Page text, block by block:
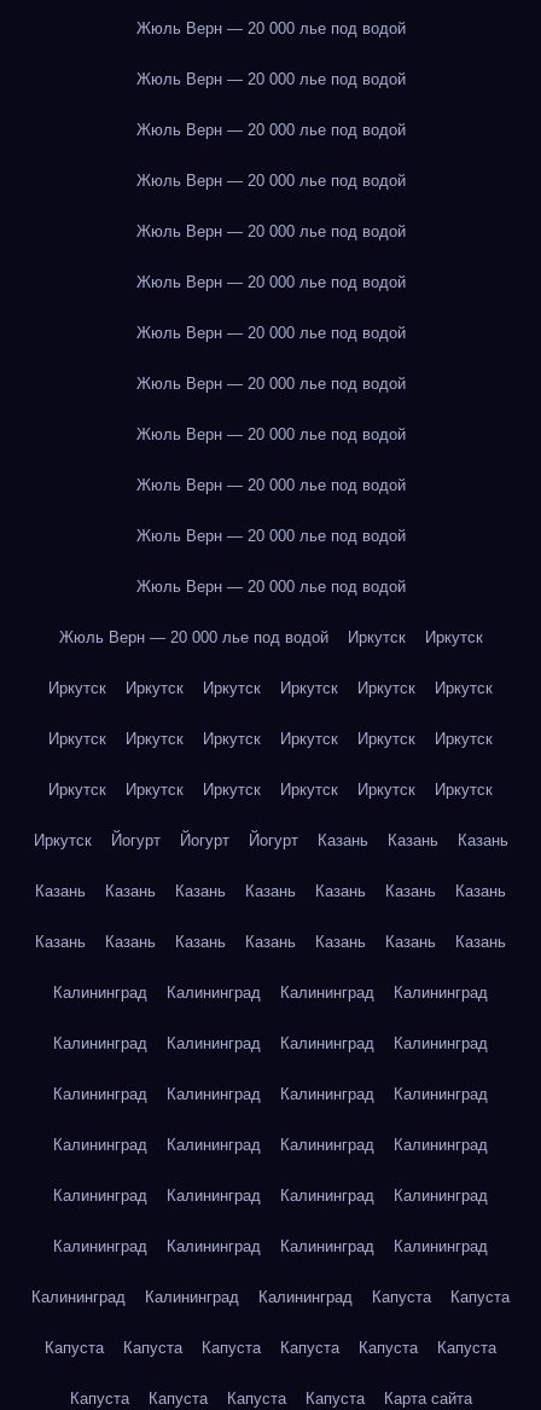
Жюль Верн — 20 000 лье под водой
Жюль Верн — 20 000 лье под водой
Жюль Верн — 20 000 лье под водой
Жюль Верн — 20 000 лье под водой
Жюль Верн — 20 000 лье под водой
Жюль Верн — 20 000 лье под водой
Жюль Верн — 20 000 лье под водой
Жюль Верн — 20 000 лье под водой
Жюль Верн — 20 000 лье под водой
Жюль Верн — 20 000 лье под водой
Жюль Верн — 20 000 лье под водой
Жюль Верн — 20 000 лье под водой
Жюль Верн — 20 000 лье под водой Иркутск Иркутск
Иркутск Иркутск Иркутск Иркутск Иркутск Иркутск
Иркутск Иркутск Иркутск Иркутск Иркутск Иркутск
Иркутск Иркутск Иркутск Иркутск Иркутск Иркутск
Иркутск Йогурт Йогурт Йогурт Казань Казань Казань
Казань Казань Казань Казань Казань Казань Казань
Казань Казань Казань Казань Казань Казань Казань
Калининград Калининград Калининград Калининград
Калининград Калининград Калининград Калининград
Калининград Калининград Калининград Калининград
Калининград Калининград Калининград Калининград
Калининград Калининград Калининград Калининград
Калининград Калининград Калининград Калининград
Калининград Калининград Калининград Капуста Капуста
Капуста Капуста Капуста Капуста Капуста Капуста
Капуста Капуста Капуста Капуста Карта сайта